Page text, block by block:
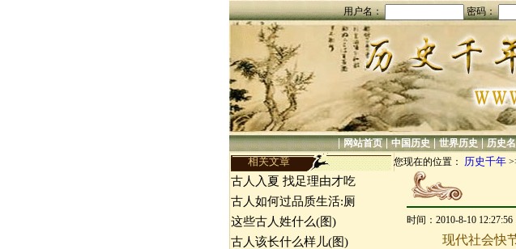
用户名： 密码：
|网站首页|中国历史|世界历史|历史
相关文章
您现在的位置： 历史千年
古人入夏 找足理由才吃
古人如何过品质生活:厕
这些古人姓什么(图)
古人该长什么样儿(图)
时间：2010-8-10 12:27:56
现代社会快